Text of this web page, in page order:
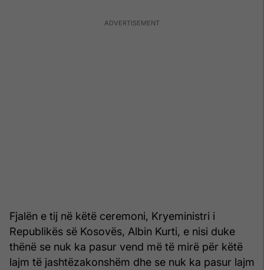
Fjalën e tij në këtë ceremoni, Kryeministri i
Republikës së Kosovës, Albin Kurti, e nisi duke
thënë se nuk ka pasur vend më të mirë për këtë
lajm të jashtëzakonshëm dhe se nuk ka pasur lajm